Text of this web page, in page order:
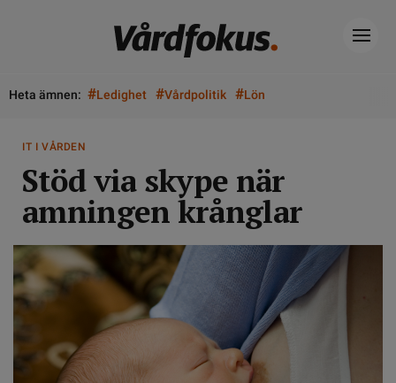
Heta ämnen: #Ledighet #Vårdpolitik #Lön
IT I VÅRDEN
Stöd via skype när
amningen krånglar